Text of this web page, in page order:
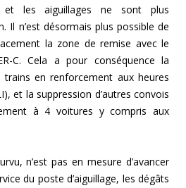
et les aiguillages ne sont plus
Il n’est désormais plus possible de
la zone de remise avec le
C. Cela a pour conséquence la
en renforcement aux heures
et la suppression d’autres convois
à 4 voitures y compris aux
n’est pas en mesure d’avancer
du poste d’aiguillage, les dégâts